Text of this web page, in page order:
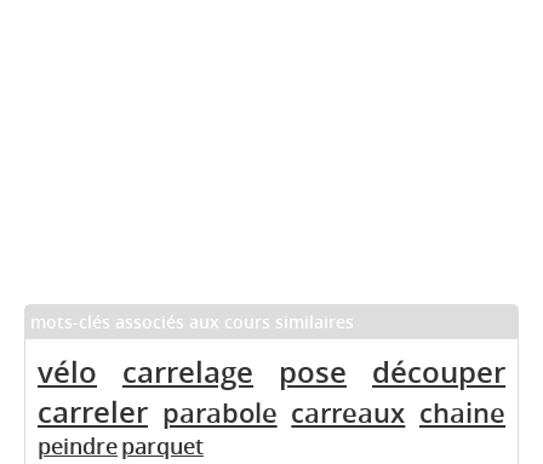
mots-clés associés aux cours similaires
vélo carrelage pose
découper
carreler parabole carreaux chaine
peindreparquet